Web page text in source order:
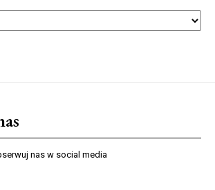
nas w social media